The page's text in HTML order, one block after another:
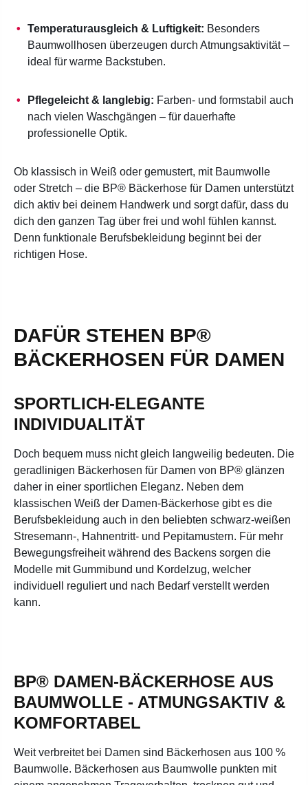
Temperaturausgleich & Luftigkeit: Besonders
Baumwollhosen überzeugen durch Atmungsaktivität –
ideal für warme Backstuben.
Pflegeleicht & langlebig: Farben- und formstabil auch
nach vielen Waschgängen – für dauerhafte
professionelle Optik.
Ob klassisch in Weiß oder gemustert, mit Baumwolle
oder Stretch – die BP® Bäckerhose für Damen unterstützt
dich aktiv bei deinem Handwerk und sorgt dafür, dass du
dich den ganzen Tag über frei und wohl fühlen kannst.
Denn funktionale Berufsbekleidung beginnt bei der
richtigen Hose.
DAFÜR STEHEN BP®
BÄCKERHOSEN FÜR DAMEN
SPORTLICH-ELEGANTE
INDIVIDUALITÄT
Doch bequem muss nicht gleich langweilig bedeuten. Die
geradlinigen Bäckerhosen für Damen von BP® glänzen
daher in einer sportlichen Eleganz. Neben dem
klassischen Weiß der Damen-Bäckerhose gibt es die
Berufsbekleidung auch in den beliebten schwarz-weißen
Stresemann-, Hahnentritt- und Pepitamustern. Für mehr
Bewegungsfreiheit während des Backens sorgen die
Modelle mit Gummibund und Kordelzug, welcher
individuell reguliert und nach Bedarf verstellt werden
kann.
BP® DAMEN-BÄCKERHOSE AUS
BAUMWOLLE - ATMUNGSAKTIV &
KOMFORTABEL
Weit verbreitet bei Damen sind Bäckerhosen aus 100 %
Baumwolle. Bäckerhosen aus Baumwolle punkten mit